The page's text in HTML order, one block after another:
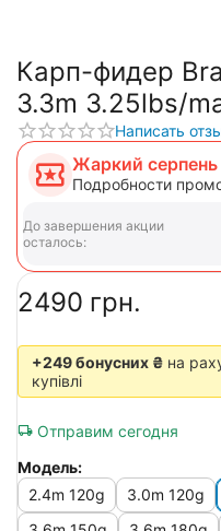
Карп-фидер
3.3m 3.25lbs/
Написать
Жаркий
Подробности
До завершения акции
осталось:
‍2490‍ грн.
+249 бонусних ₴ на
купівлі
Отправим сегодня
Модель:
2.4m 120g
3.0m 120g